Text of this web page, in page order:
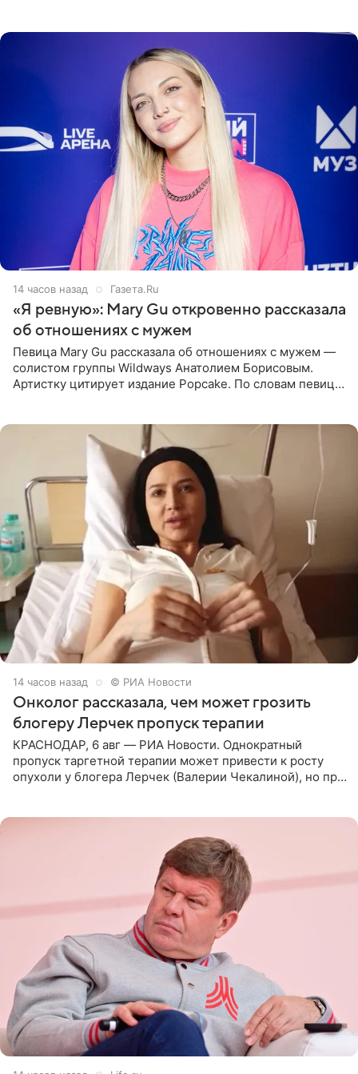
14 часов назад Газета.Ru
«Я ревную»: Mary Gu откровенно рассказала
об отношениях с мужем
Певица Mary Gu рассказала об отношениях с мужем —
солистом группы Wildways Анатолием Борисовым.
Артистку цитирует издание Popcake. По словам певицы,
14 часов назад © РИА Новости
Онколог рассказала, чем может грозить
блогеру Лерчек пропуск терапии
КРАСНОДАР, 6 авг — РИА Новости. Однократный
пропуск таргетной терапии может привести к росту
опухоли у блогера Лерчек (Валерии Чекалиной), но при